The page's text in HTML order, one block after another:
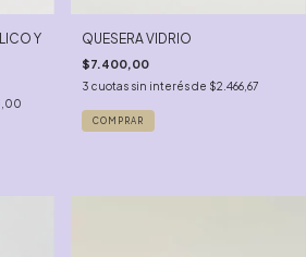
Y
QUESERA VIDRIO
$7.400,00
3 cuotas sin interés de $2.466,67